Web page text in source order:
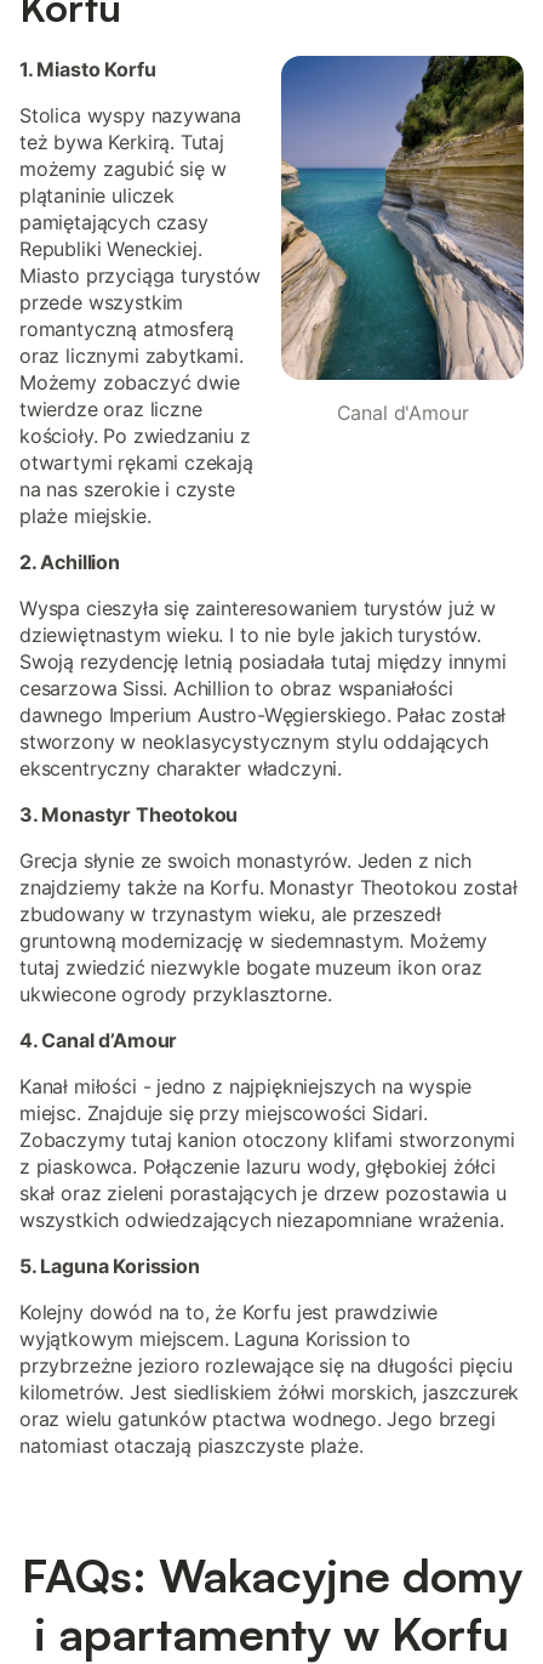
Canal d'Amour
1. Miasto Korfu
Stolica wyspy nazywana
też bywa Kerkirą. Tutaj
możemy zagubić się w
plątaninie uliczek
pamiętających czasy
Republiki Weneckiej.
Miasto przyciąga turystów
przede wszystkim
romantyczną atmosferą
oraz licznymi zabytkami.
Możemy zobaczyć dwie
twierdze oraz liczne
kościoły. Po zwiedzaniu z
otwartymi rękami czekają
na nas szerokie i czyste
plaże miejskie.
2. Achillion
Wyspa cieszyła się zainteresowaniem turystów już w
dziewiętnastym wieku. I to nie byle jakich turystów.
Swoją rezydencję letnią posiadała tutaj między innymi
cesarzowa Sissi. Achillion to obraz wspaniałości
dawnego Imperium Austro-Węgierskiego. Pałac został
stworzony w neoklasycystycznym stylu oddających
ekscentryczny charakter władczyni.
3. Monastyr Theotokou
Grecja słynie ze swoich monastyrów. Jeden z nich
znajdziemy także na Korfu. Monastyr Theotokou został
zbudowany w trzynastym wieku, ale przeszedł
gruntowną modernizację w siedemnastym. Możemy
tutaj zwiedzić niezwykle bogate muzeum ikon oraz
ukwiecone ogrody przyklasztorne.
4. Canal d’Amour
Kanał miłości - jedno z najpiękniejszych na wyspie
miejsc. Znajduje się przy miejscowości Sidari.
Zobaczymy tutaj kanion otoczony klifami stworzonymi
z piaskowca. Połączenie lazuru wody, głębokiej żółci
skał oraz zieleni porastających je drzew pozostawia u
wszystkich odwiedzających niezapomniane wrażenia.
5. Laguna Korission
Kolejny dowód na to, że Korfu jest prawdziwie
wyjątkowym miejscem. Laguna Korission to
przybrzeżne jezioro rozlewające się na długości pięciu
kilometrów. Jest siedliskiem żółwi morskich, jaszczurek
oraz wielu gatunków ptactwa wodnego. Jego brzegi
natomiast otaczają piaszczyste plaże.
FAQs: Wakacyjne domy
i apartamenty w Korfu